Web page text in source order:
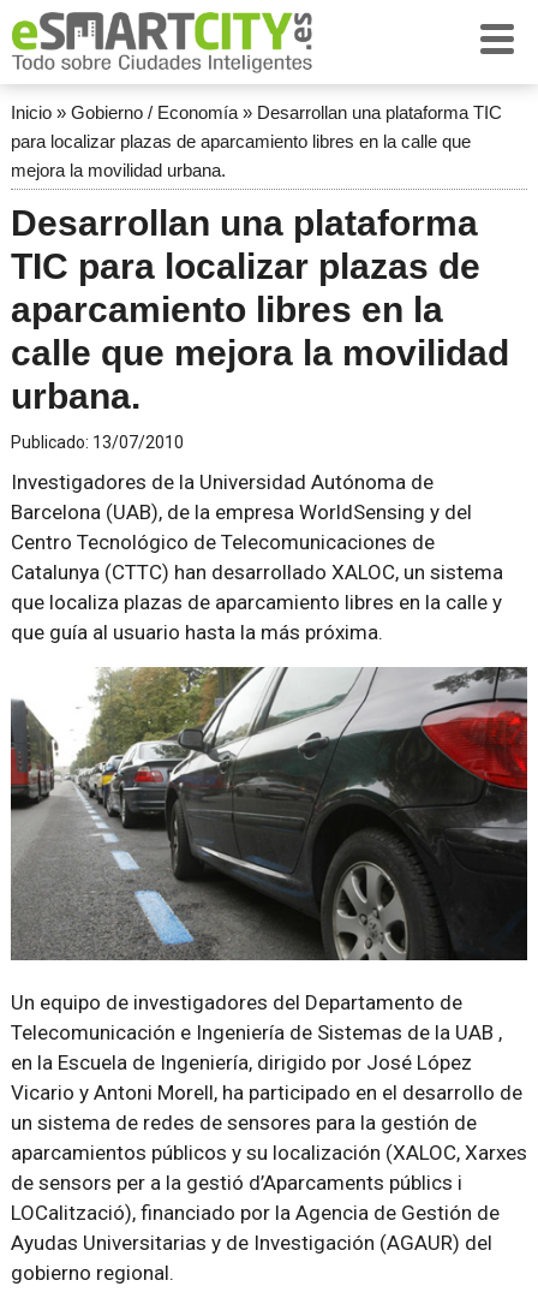
Inicio» Gobierno / Economía» Desarrollan una plataforma TIC
para localizar plazas de aparcamiento libres en la calle que
mejora la movilidad urbana.
Desarrollan una plataforma
TIC para localizar plazas de
aparcamiento libres en la
calle que mejora la movilidad
urbana.
Publicado: 13/07/2010
Investigadores de la Universidad Autónoma de
Barcelona (UAB), de la empresa WorldSensing y del
Centro Tecnológico de Telecomunicaciones de
Catalunya (CTTC) han desarrollado XALOC, un sistema
que localiza plazas de aparcamiento libres en la calle y
que guía al usuario hasta la más próxima.
Un equipo de investigadores del Departamento de
Telecomunicación e Ingeniería de Sistemas de la UAB ,
en la Escuela de Ingeniería, dirigido por José López
Vicario y Antoni Morell, ha participado en el desarrollo de
un sistema de redes de sensores para la gestión de
aparcamientos públicos y su localización (XALOC, Xarxes
de sensors per a la gestió d’Aparcaments públics i
LOCalització), financiado por la Agencia de Gestión de
Ayudas Universitarias y de Investigación (AGAUR) del
gobierno regional.